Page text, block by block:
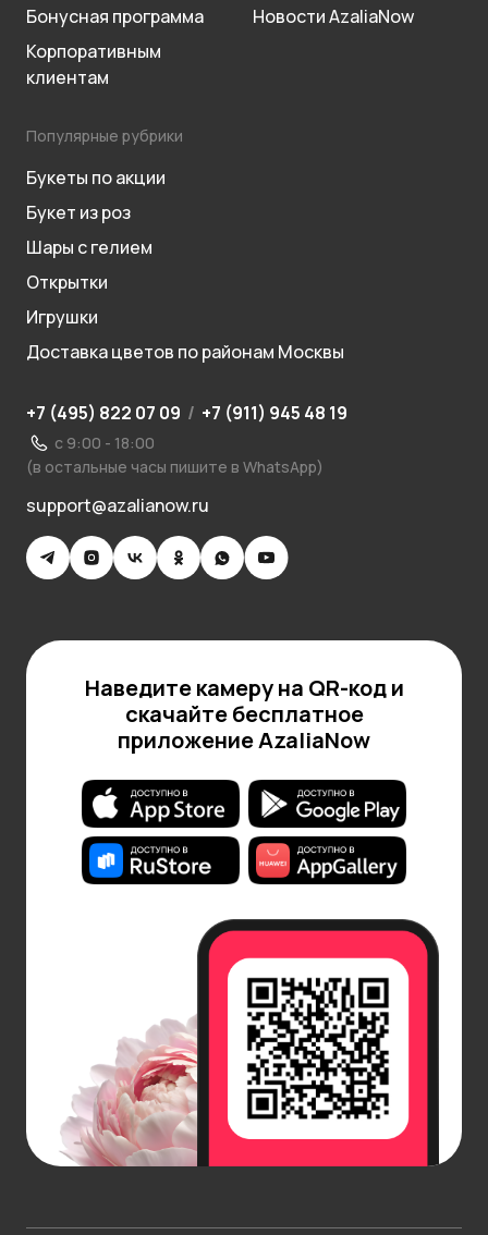
Бонусная программа
Корпоративным
клиентам
Новости AzaliaNow
Популярные рубрики
Букеты по акции
Букет из роз
Шары с гелием
Открытки
Игрушки
Доставка цветов по районам Москвы
+7 (495) 822 07 09 / +7 (911) 945 48 19
с 9:00 - 18:00
(в остальные часы пишите в WhatsApp)
support@azalianow.ru
Наведите камеру на QR-код и
скачайте бесплатное
приложение AzaliaNow